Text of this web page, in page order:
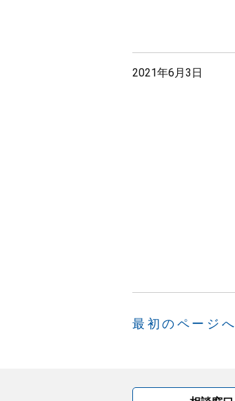
2021年6月3日
最初のページへ